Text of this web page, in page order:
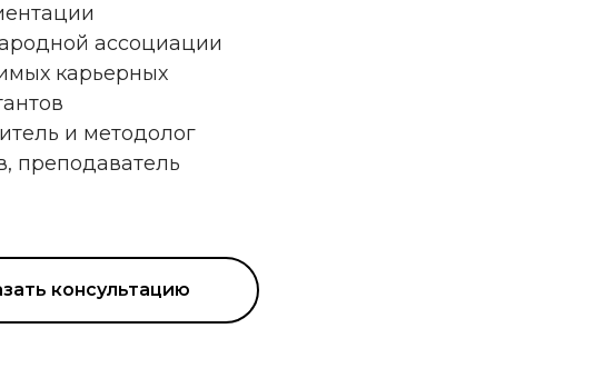
ассоциации
карьерных
и методолог
преподаватель
консультацию